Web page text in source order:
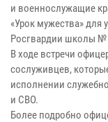
и военнослужащие
«Урок мужества» для
Росгвардии школы №
В ходе встречи
сослуживцев,
исполнении
и СВО.
Более подробно